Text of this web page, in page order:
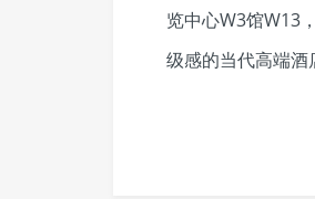
览中心W3馆W13
级感的当代高端酒